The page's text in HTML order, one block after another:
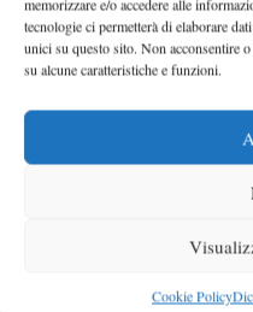
memorizzare e/o accedere alle
tecnologie ci permetterà di elaborare
unici su questo sito. Non acconsentire
su alcune caratteristiche e funzioni.
Cookie Policy
Immatricolazioni auto